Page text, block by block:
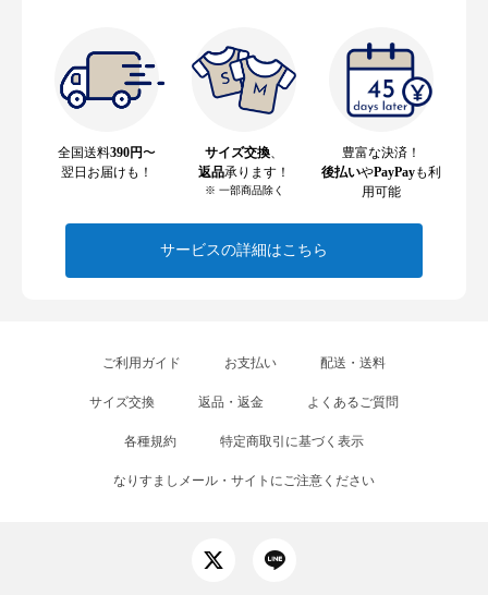
全国送料390円〜
翌日お届けも！
サイズ交換、
返品承ります！
※ 一部商品除く
豊富な決済！
後払いやPayPayも利
用可能
サービスの詳細はこちら
ご利用ガイド お支払い 配送・送料
サイズ交換 返品・返金 よくあるご質問
各種規約 特定商取引に基づく表示
なりすましメール・サイトにご注意ください